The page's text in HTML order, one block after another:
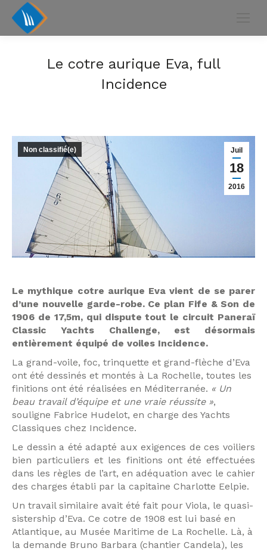
Le cotre aurique Eva, full
Incidence
Juil
18
2016
Non classifié(e)
Le mythique cotre aurique Eva vient de se parer
d’une nouvelle garde-robe. Ce plan Fife & Son de
1906 de 17,5m, qui dispute tout le circuit Paneraï
Classic Yachts Challenge, est désormais
entièrement équipé de voiles Incidence.
La grand-voile, foc, trinquette et grand-flèche d’Eva
ont été dessinés et montés à La Rochelle, toutes les
finitions ont été réalisées en Méditerranée. « Un
beau travail d’équipe et une vraie réussite »,
souligne Fabrice Hudelot, en charge des Yachts
Classiques chez Incidence.
Le dessin a été adapté aux exigences de ces voiliers
bien particuliers et les finitions ont été effectuées
dans les règles de l’art, en adéquation avec le cahier
des charges établi par la capitaine Charlotte Eelpie.
Un travail similaire avait été fait pour Viola, le quasi-
sistership d’Eva. Ce cotre de 1908 est lui basé en
Atlantique, au Musée Maritime de La Rochelle. Là, à
la demande Bruno Barbara (chantier Candela), les